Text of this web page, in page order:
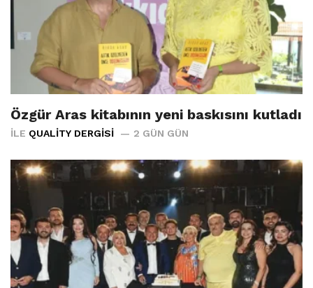
Özgür Aras kitabının yeni baskısını kutladı
İLE QUALITY DERGISI 2 GÜN GÜN